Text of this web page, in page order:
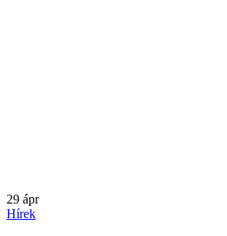
29 ápr
Hírek